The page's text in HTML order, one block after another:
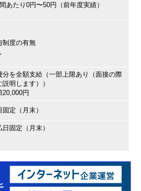
あたり0円〜50円（前年度実績）
制度の有無
分を全額支給（一部上限あり（面接の際
説明します））
20,000円
固定（月末）
日固定（月末）